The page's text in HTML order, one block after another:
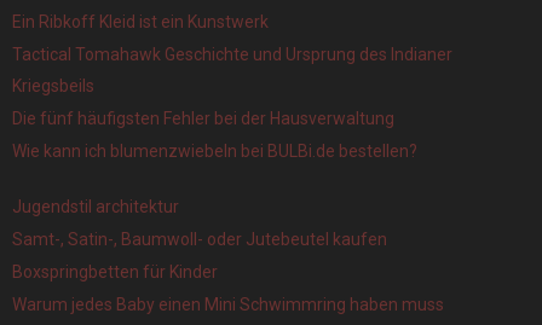
Ein Ribkoff Kleid ist ein Kunstwerk
Tactical Tomahawk Geschichte und Ursprung des Indianer
Kriegsbeils
Die fünf häufigsten Fehler bei der Hausverwaltung
Wie kann ich blumenzwiebeln bei BULBi.de bestellen?
Jugendstil architektur
Samt-, Satin-, Baumwoll- oder Jutebeutel kaufen
Boxspringbetten für Kinder
Warum jedes Baby einen Mini Schwimmring haben muss